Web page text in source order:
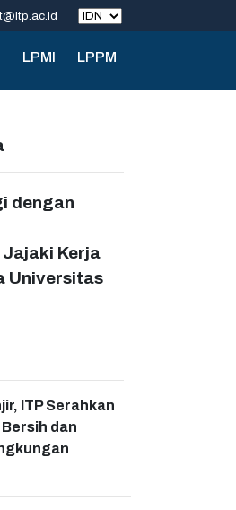
LPMI LPPM
dengan
Jajaki Kerja
Universitas
ITP Serahkan
dan